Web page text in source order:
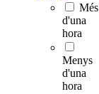
Més
d'una
hora
Menys
d'una
hora